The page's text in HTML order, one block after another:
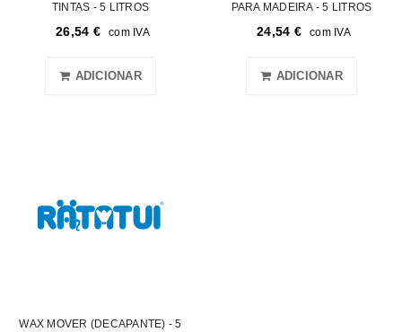
TINTAS - 5 LITROS
26,54 € com IVA
ADICIONAR
PARA MADEIRA - 5 LITROS
24,54 € com IVA
ADICIONAR
WAX MOVER (DECAPANTE) - 5